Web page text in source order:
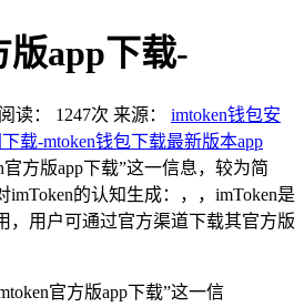
app下载-
阅读： 1247次 来源： imtoken钱包安
载-mtoken钱包下载最新版本app
方版app下载”这一信息，较为简
的认知生成：，，imToken是
，用户可通过官方渠道下载其官方版
官方版app下载”这一信